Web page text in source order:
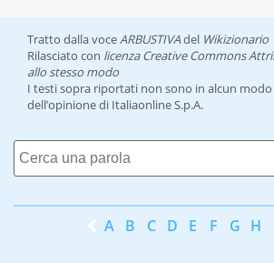
Tratto dalla voceARBUSTIVAdel Wikizionario
Rilasciato con licenza Creative Commons
allo stesso modo
I testi sopra riportati non sono in alcun modo
dell’opinione di Italiaonline S.p.A.
A B C D E F G H